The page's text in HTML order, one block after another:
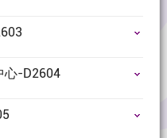
心-D2604